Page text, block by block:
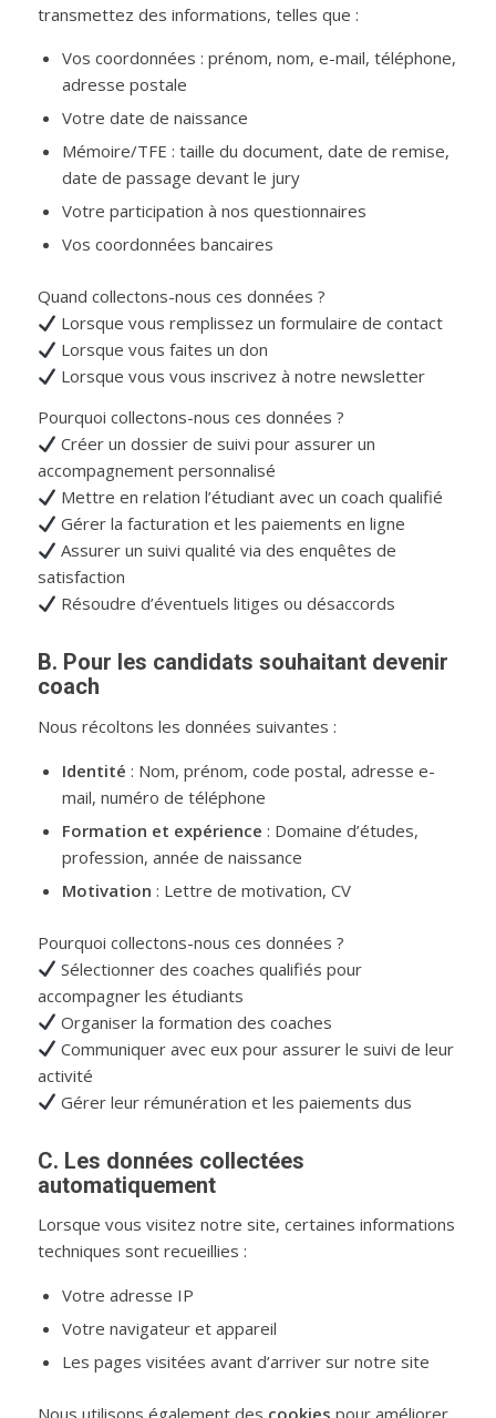
transmettez des informations, telles que :
Vos coordonnées : prénom, nom, e-mail, téléphone,
adresse postale
Votre date de naissance
Mémoire/TFE : taille du document, date de remise,
date de passage devant le jury
Votre participation à nos questionnaires
Vos coordonnées bancaires
Quand collectons-nous ces données ?
Lorsque vous remplissez un formulaire de contact
Lorsque vous faites un don
Lorsque vous vous inscrivez à notre newsletter
Pourquoi collectons-nous ces données ?
Créer un dossier de suivi pour assurer un
accompagnement personnalisé
Mettre en relation l’étudiant avec un coach qualifié
Gérer la facturation et les paiements en ligne
Assurer un suivi qualité via des enquêtes de
satisfaction
Résoudre d’éventuels litiges ou désaccords
B. Pour les candidats souhaitant devenir
coach
Nous récoltons les données suivantes :
Identité : Nom, prénom, code postal, adresse e-
mail, numéro de téléphone
Formation et expérience : Domaine d’études,
profession, année de naissance
Motivation : Lettre de motivation, CV
Pourquoi collectons-nous ces données ?
Sélectionner des coaches qualifiés pour
accompagner les étudiants
Organiser la formation des coaches
Communiquer avec eux pour assurer le suivi de leur
activité
Gérer leur rémunération et les paiements dus
C. Les données collectées
automatiquement
Lorsque vous visitez notre site, certaines informations
techniques sont recueillies :
Votre adresse IP
Votre navigateur et appareil
Les pages visitées avant d’arriver sur notre site
Nous utilisons également des cookies pour améliorer